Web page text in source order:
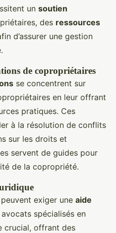
un soutien
des ressources
d’assurer une gestion
de copropriétaires
se concentrent sur
en leur offrant
pratiques. Ces
à la résolution de conflits
sur les droits et
servent de guides pour
de la copropriété.
exiger une aide
spécialisés en
crucial, offrant des